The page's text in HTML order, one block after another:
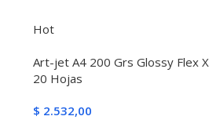
Hot
Art-jet A4 200 Grs Glossy Flex X
20 Hojas
$ 2.532,00